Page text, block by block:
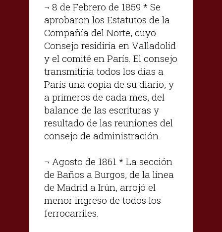
¬ 8 de Febrero de 1859 * Se
aprobaron los Estatutos de la
Compañía del Norte, cuyo
Consejo residiría en Valladolid
y el comité en París. El consejo
transmitiría todos los días a
París una copia de su diario, y
a primeros de cada mes, del
balance de las escrituras y
resultado de las reuniones del
consejo de administración.
¬ Agosto de 1861 * La sección
de Baños a Burgos, de la línea
de Madrid a Irún, arrojó el
menor ingreso de todos los
ferrocarriles.